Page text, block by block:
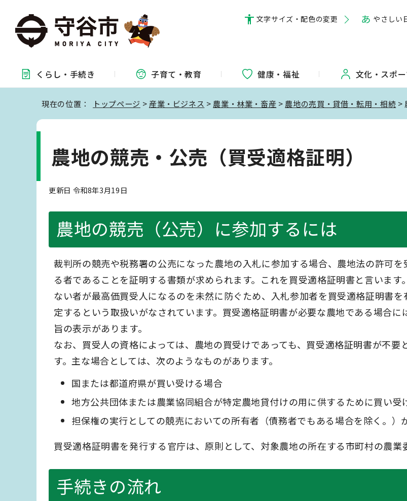
文字サイズ・配色の変更 やさしい
くらし・ 手続き 子育て・教育 健康・福祉 文化・ スポー
現在の位置： トップページ > 産業・ビジネス > 農業・林業・畜産 > 農地の売買・貸借・転用・相続 >
農地の競売・公売（買受適格証明）
更新日 令和8年3月19日
農地の競売（公売）に参加するには
裁判所の競売や税務署の公売になった農地の入札に参加する場合、農地法の許可を
る者であることを証明する書類が求められます。これを買受適格証明書と言います
ない者が最高価買受人になるのを未然に防ぐため、入札参加者を買受適格証明書を
定するという取扱いがなされています。買受適格証明書が必要な農地である場合に
旨の表示があります。
なお、買受人の資格によっては、農地の買受けであっても、買受適格証明書が不要
す。主な場合としては、次のようなものがあります。
国または都道府県が買い受ける場合
地方公共団体または農業協同組合が特定農地貸付けの用に供するために買い受
担保権の実行としての競売においての所有者（債務者でもある場合を除く。）
買受適格証明書を発行する官庁は、原則として、対象農地の所在する市町村の農業
手続きの流れ